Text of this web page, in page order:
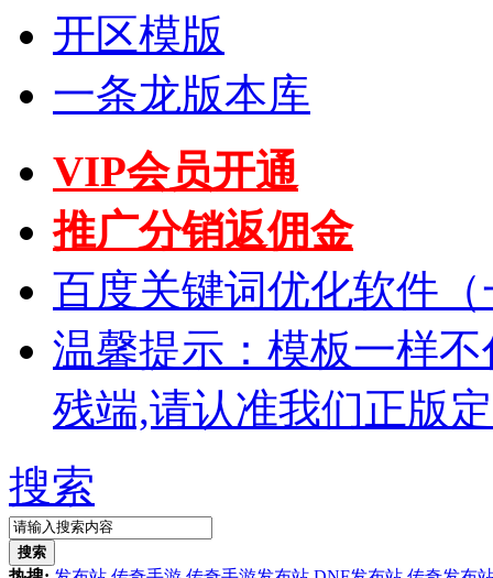
开区模版
一条龙版本库
VIP会员开通
推广分销返佣金
百度关键词优化软件
温馨提示：模板一样
残端,请认准我们正版
搜索
搜索